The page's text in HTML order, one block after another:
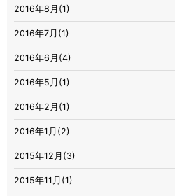
2016年8月(1)
2016年7月(1)
2016年6月(4)
2016年5月(1)
2016年2月(1)
2016年1月(2)
2015年12月(3)
2015年11月(1)